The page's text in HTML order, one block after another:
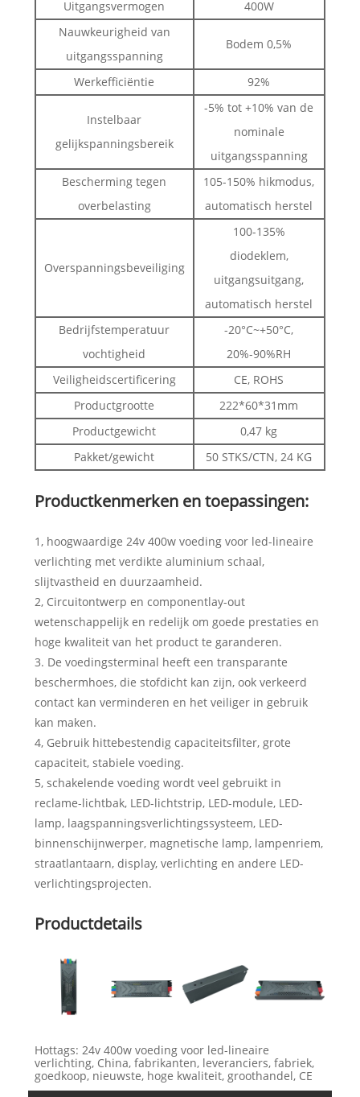
Uitgangsvermogen
400W
Nauwkeurigheid van
uitgangsspanning
Bodem 0,5%
Werkefficiëntie 92%
Instelbaar
gelijkspanningsbereik
-5% tot +10% van de
nominale
uitgangsspanning
Bescherming tegen
overbelasting
105-150% hikmodus,
automatisch herstel
Overspanningsbeveiliging
100-135%
diodeklem,
uitgangsuitgang,
automatisch herstel
Bedrijfstemperatuur
vochtigheid
-20°C~+50°C,
20%-90%RH
Veiligheidscertificering
CE, ROHS
Productgrootte
222*60*31mm
Productgewicht
0,47 kg
Pakket/gewicht
50 STKS/CTN, 24 KG
Productkenmerken en toepassingen:
1, hoogwaardige 24v 400w voeding voor led-lineaire
verlichting met verdikte aluminium schaal,
slijtvastheid en duurzaamheid.
2, Circuitontwerp en componentlay-out
wetenschappelijk en redelijk om goede prestaties en
hoge kwaliteit van het product te garanderen.
3. De voedingsterminal heeft een transparante
beschermhoes, die stofdicht kan zijn, ook verkeerd
contact kan verminderen en het veiliger in gebruik
kan maken.
4, Gebruik hittebestendig capaciteitsfilter, grote
capaciteit, stabiele voeding.
5, schakelende voeding wordt veel gebruikt in
reclame-lichtbak, LED-lichtstrip, LED-module, LED-
lamp, laagspanningsverlichtingssysteem, LED-
binnenschijnwerper, magnetische lamp, lampenriem,
straatlantaarn, display, verlichting en andere LED-
verlichtingsprojecten.
Productdetails
Hottags: 24v 400w voeding voor led-lineaire
verlichting, China, fabrikanten, leveranciers, fabriek,
goedkoop, nieuwste, hoge kwaliteit, groothandel, CE